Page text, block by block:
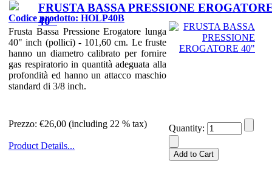
FRUSTA BASSA PRESSIONE
40"
Codice prodotto: HOLP40B
Frusta Bassa Pressione Erogatore lunga
40" inch (pollici) - 101,60 cm. Le fruste
hanno un diametro calibrato per fornire
gas respiratorio in quantità adeguata alla
profondità ed hanno un attacco maschio
standard di 3/8 inch.
Prezzo: €26,00 (including 22 % tax)
Product Details...
Quantity: